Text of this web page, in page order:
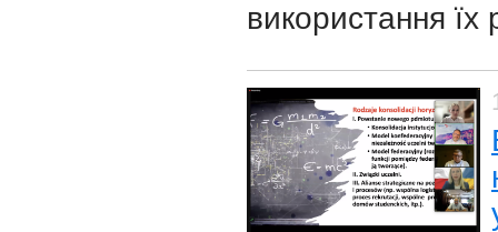
використання їх